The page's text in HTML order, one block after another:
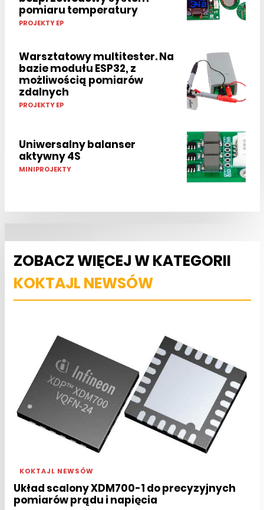
pomiaru temperatury
PROJEKTY EP
Warsztatowy multitester. Na
bazie modułu ESP32, z
możliwością pomiarów
zdalnych
PROJEKTY EP
Uniwersalny balanser
aktywny 4S
MINIPROJEKTY
ZOBACZ WIĘCEJ W KATEGORII
KOKTAJL NEWSÓW
KOKTAJL NEWSÓW
Układ scalony XDM700-1 do precyzyjnych
pomiarów prądu i napięcia